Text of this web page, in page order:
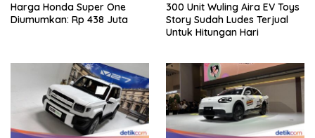
Harga Honda Super One
Diumumkan: Rp 438 Juta
300 Unit Wuling Aira EV Toys
Story Sudah Ludes Terjual
Untuk Hitungan Hari